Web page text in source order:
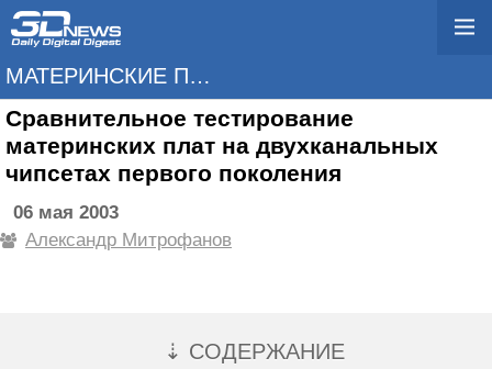
МАТЕРИНСКИЕ ПЛАТЫ
Сравнительное тестирование
материнских плат на двухканальных
чипсетах первого поколения
06 мая 2003
Александр Митрофанов
⇣ СОДЕРЖАНИЕ